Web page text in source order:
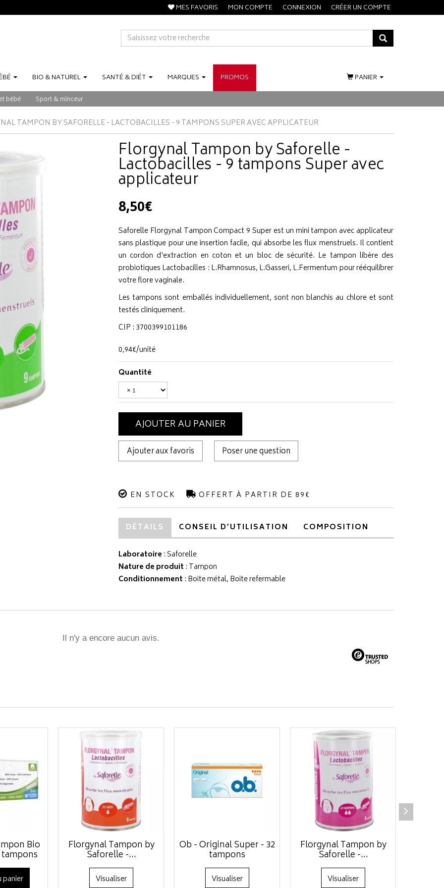
MES FAVORIS MON COMPTE CONNEXION CRÉER UN COMPTE
BIO &NATUREL SANTÉ &DIÉT MARQUES PROMOS
bébé Sport & minceur
PANIER
TAMPON BY SAFORELLE - LACTOBACILLES - 9 TAMPONS SUPER AVEC APPLICATEUR
Florgynal Tampon by Saforelle -
Lactobacilles - 9 tampons Super avec
applicateur
8,50€
Saforelle Florgynal Tampon Compact 9 Super est un mini tampon avec applicateur
sans plastique pour une insertion facile, qui absorbe les flux menstruels. Il contient
un cordon d'extraction en coton et un bloc de sécurité. Le tampon libère des
probiotiques Lactobacilles : L.Rhamnosus, L.Gasseri, L.Fermentum pour rééquilibrer
votre flore vaginale.
Les tampons sont emballés individuellement, sont non blanchis au chlore et sont
testés cliniquement.
CIP : 3700399101186
0,94€/unité
Quantité
AJOUTER AU PANIER
Ajouter aux favoris Poser une question
EN STOCK OFFERT À PARTIR DE 89€
DÉTAILS CONSEIL D’UTILISATION COMPOSITION
Laboratoire :Saforelle
Nature de produit : Tampon
Conditionnement : Boite métal, Boite refermable
Il n'y a encore aucun avis.
Bio
panier
Florgynal Tampon by
Saforelle -...
Visualiser
Ob - Original Super - 32
tampons
Visualiser
Florgynal Tampon by
Saforelle -...
Visualiser